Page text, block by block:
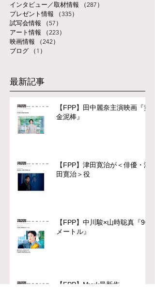
インタビュー／取材情報
（287）
プレゼント情報
（335）
試写会情報
（57）
アート情報
（223）
映画情報
（242）
ブログ
（1）
最新記事
【FPP】田中麗奈主演映画『黄
金泥棒』
【FPP】津田寛治が＜俳優・津
田寛治＞役
【FPP】中川駿×山時聡真『90
メートル』
【FPP】Myuk最新作